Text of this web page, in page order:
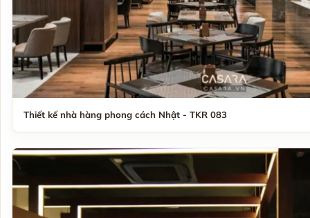
Thiết kế nhà hàng phong cách Nhật - TKR 083